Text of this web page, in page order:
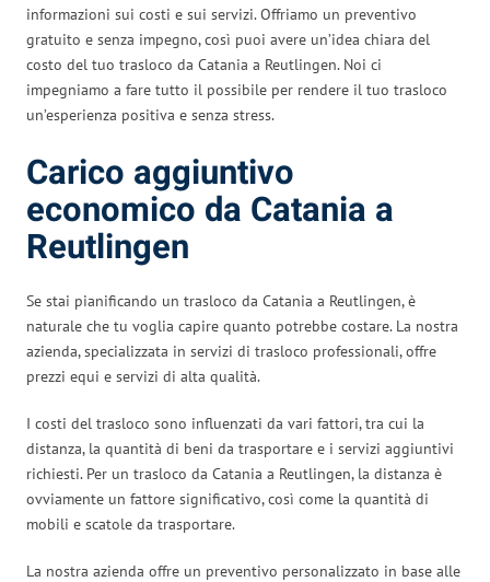
informazioni sui costi e sui servizi. Offriamo un preventivo
gratuito e senza impegno, così puoi avere un’idea chiara del
costo del tuo trasloco da Catania a Reutlingen. Noi ci
impegniamo a fare tutto il possibile per rendere il tuo trasloco
un’esperienza positiva e senza stress.
Carico aggiuntivo
economico da Catania a
Reutlingen
Se stai pianificando un trasloco da Catania a Reutlingen, è
naturale che tu voglia capire quanto potrebbe costare. La nostra
azienda, specializzata in servizi di trasloco professionali, offre
prezzi equi e servizi di alta qualità.
I costi del trasloco sono influenzati da vari fattori, tra cui la
distanza, la quantità di beni da trasportare e i servizi aggiuntivi
richiesti. Per un trasloco da Catania a Reutlingen, la distanza è
ovviamente un fattore significativo, così come la quantità di
mobili e scatole da trasportare.
La nostra azienda offre un preventivo personalizzato in base alle